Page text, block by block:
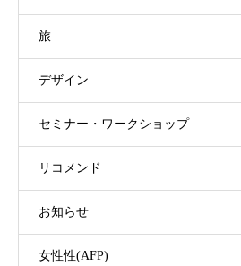
旅
デザイン
セミナー・ワークショップ
リコメンド
お知らせ
女性性(AFP)